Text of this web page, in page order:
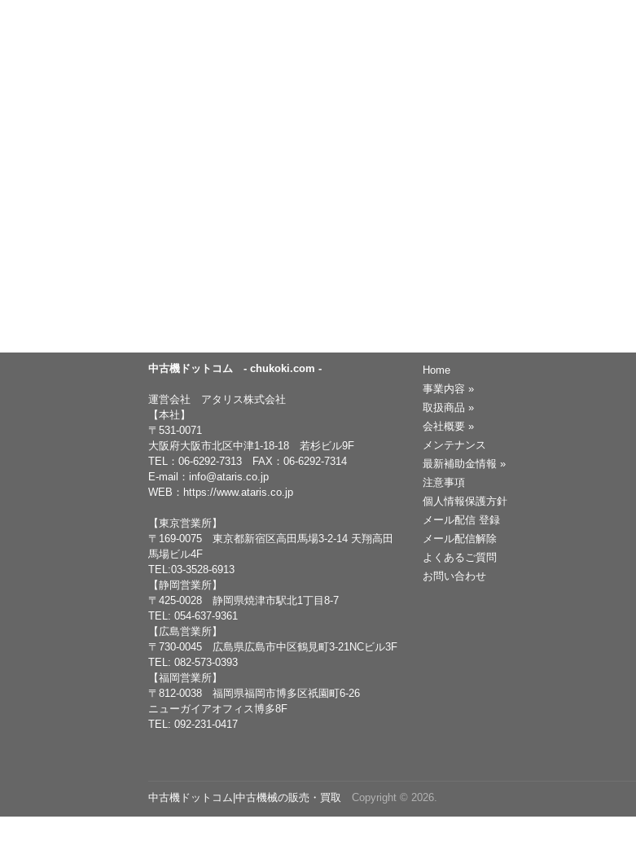
中古機ドットコム - chukoki.com -
運営会社 アタリス株式会社
【本社】
〒531-0071
大阪府大阪市北区中津1-18-18 若杉ビル9F
TEL： 06-6292-7313 FAX：06-6292-7314
E-mail： info@ataris.co.jp
WEB： https://www.ataris.co.jp
【東京営業所】
〒169-0075 東京都新宿区高田馬場3-2-14 天翔高田
馬場ビル4F
TEL:03-3528-6913
【静岡営業所】
〒425-0028 静岡県焼津市駅北1丁目8-7
TEL: 054-637-9361
【広島営業所】
〒730-0045 広島県広島市中区鶴見町3-21NCビル3F
TEL: 082-573-0393
【福岡営業所】
〒812-0038 福岡県福岡市博多区祇園町6-26
ニューガイアオフィス博多8F
TEL: 092-231-0417
Home
事業内容 »
取扱商品 »
会社概要 »
メンテナンス
最新補助金情報 »
注意事項
個人情報保護方針
メール配信 登録
メール配信解除
よくあるご質問
お問い合わせ
中古機ドットコム|中古機械の販売・買取 Copyright © 2026.